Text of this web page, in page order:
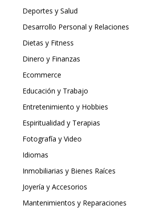
Deportes y Salud
Desarrollo Personal y Relaciones
Dietas y Fitness
Dinero y Finanzas
Ecommerce
Educación y Trabajo
Entretenimiento y Hobbies
Espiritualidad y Terapias
Fotografía y Video
Idiomas
Inmobiliarias y Bienes Raíces
Joyería y Accesorios
Mantenimientos y Reparaciones